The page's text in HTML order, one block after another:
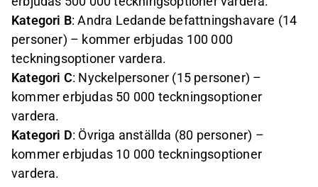
Kategori B: Andra Ledande befattningshavare (14
personer) – kommer erbjudas 100 000
teckningsoptioner vardera.
Kategori C: Nyckelpersoner (15 personer) –
kommer erbjudas 50 000 teckningsoptioner
vardera.
Kategori D: Övriga anställda (80 personer) –
kommer erbjudas 10 000 teckningsoptioner
vardera.